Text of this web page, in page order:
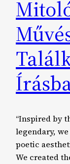
“Inspired by
legendary,
poetic
We created